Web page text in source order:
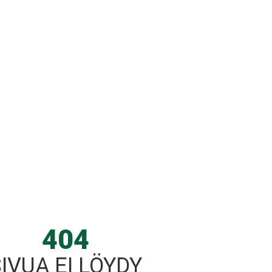
404
EI LÖYDY